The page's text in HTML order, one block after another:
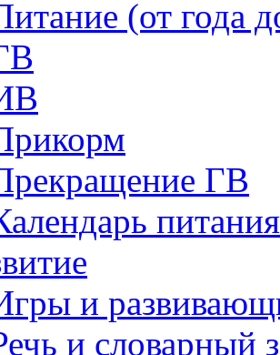
(от года
ГВ
питания
и
и словарный